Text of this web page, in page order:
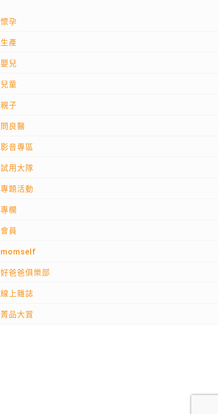
懷孕
生產
嬰兒
兒童
親子
問良醫
影音專區
試用大隊
專題活動
專欄
會員
momself
好爸爸俱樂部
線上雜誌
菁品大賞